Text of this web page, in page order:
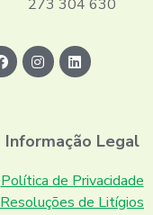
273 304 630
Informação Legal
Política de Privacidade
Resoluções de Litígios